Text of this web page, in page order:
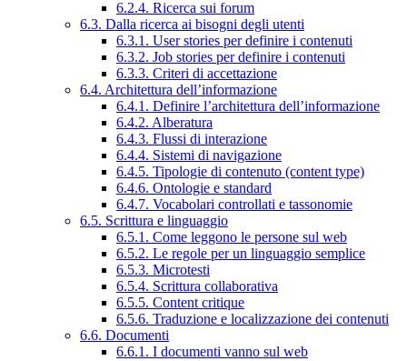
6.2.4. Ricerca sui forum
6.3. Dalla ricerca ai bisogni degli utenti
6.3.1. User stories per definire i contenuti
6.3.2. Job stories per definire i contenuti
6.3.3. Criteri di accettazione
6.4. Architettura dell’informazione
6.4.1. Definire l’architettura dell’informazione
6.4.2. Alberatura
6.4.3. Flussi di interazione
6.4.4. Sistemi di navigazione
6.4.5. Tipologie di contenuto (content type)
6.4.6. Ontologie e standard
6.4.7. Vocabolari controllati e tassonomie
6.5. Scrittura e linguaggio
6.5.1. Come leggono le persone sul web
6.5.2. Le regole per un linguaggio semplice
6.5.3. Microtesti
6.5.4. Scrittura collaborativa
6.5.5. Content critique
6.5.6. Traduzione e localizzazione dei contenuti
6.6. Documenti
6.6.1. I documenti vanno sul web